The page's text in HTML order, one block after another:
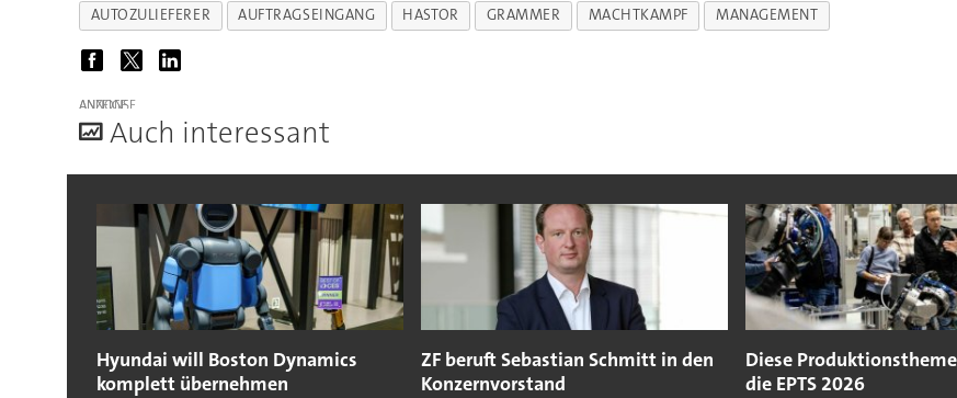
AUTOZULIEFERER AUFTRAGSEINGANG HASTOR GRAMMER MACHTKAMPF MANAGEMENT
ANZEIGE
Auch interessant
Hyundai will Boston Dynamics
komplett übernehmen
ZF beruft Sebastian Schmitt in den
Konzernvorstand
Diese
die EPTS 2026